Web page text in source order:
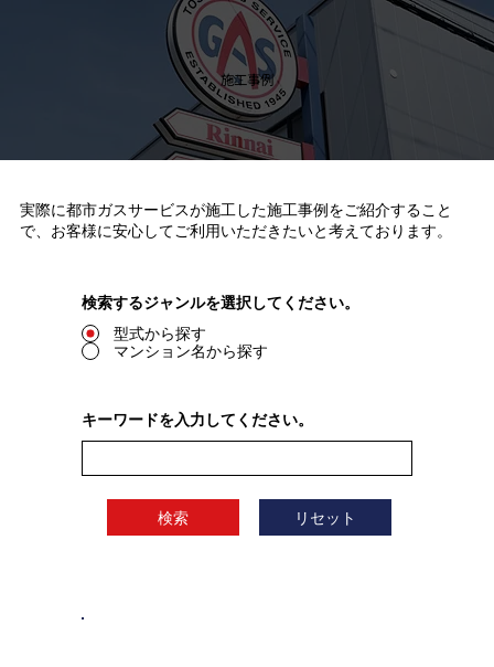
施工事例
実際に都市ガスサービスが施工した施工事例をご紹介すること
で、お客様に安心してご利用いただきたいと考えております。
検索 リセット
キーワードを入力してください。
型式から探す
マンション名から探す
検索するジャンルを選択してください。